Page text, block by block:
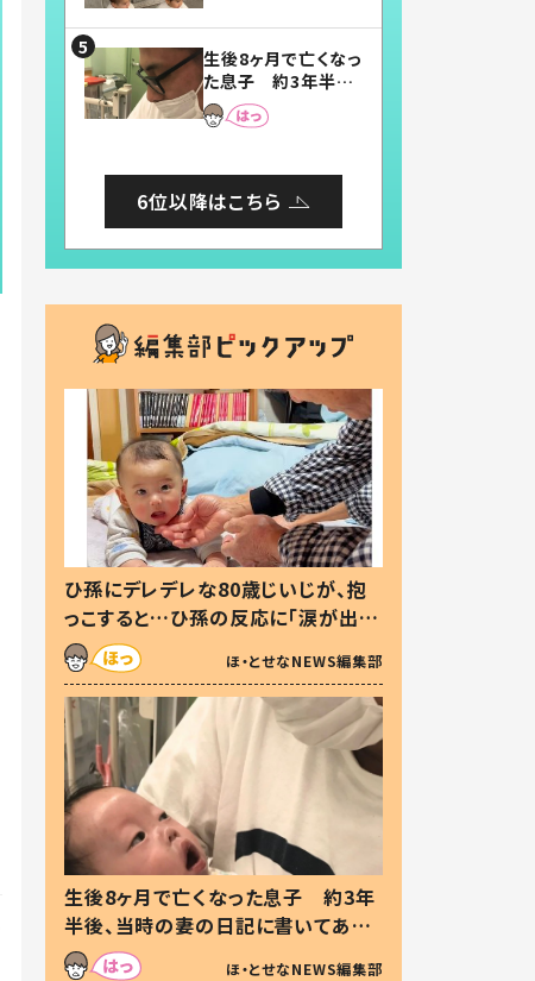
まらない」「幸せにな
れる」
生後8ヶ月で亡くなっ
た息子 約3年半
後、当時の妻の日記
に書いてあった本音
6位以降はこちら
ひ孫にデレデレな80歳じいじが、抱
っこすると…ひ孫の反応に「涙が出ま
した」「可愛くて仕方ない」
ほ・とせなNEWS編集部
生後8ヶ月で亡くなった息子 約3年
半後、当時の妻の日記に書いてあっ
た本音とは
ほ・とせなNEWS編集部